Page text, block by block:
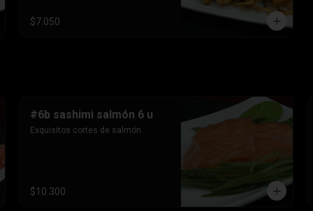
$7.050
#6b sashimi salmón 6 u
Exquisitos cortes de salmón.
$10.300